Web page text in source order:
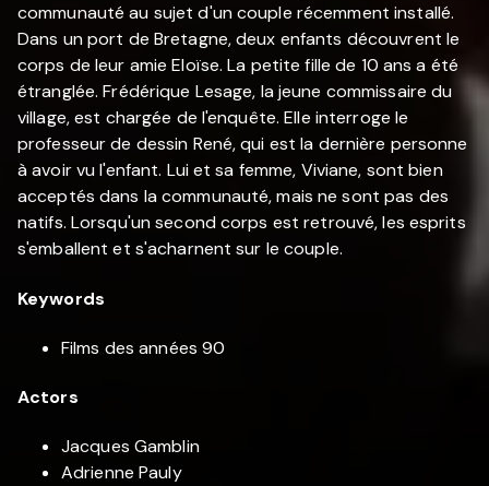
communauté au sujet d'un couple récemment installé.
Dans un port de Bretagne, deux enfants découvrent le
corps de leur amie Eloïse. La petite fille de 10 ans a été
étranglée. Frédérique Lesage, la jeune commissaire du
village, est chargée de l'enquête. Elle interroge le
professeur de dessin René, qui est la dernière personne
à avoir vu l'enfant. Lui et sa femme, Viviane, sont bien
acceptés dans la communauté, mais ne sont pas des
natifs. Lorsqu'un second corps est retrouvé, les esprits
s'emballent et s'acharnent sur le couple.
Keywords
Films des années 90
Actors
Jacques Gamblin
Adrienne Pauly